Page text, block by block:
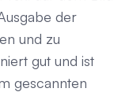
der
und zu
gut und ist
gescannten